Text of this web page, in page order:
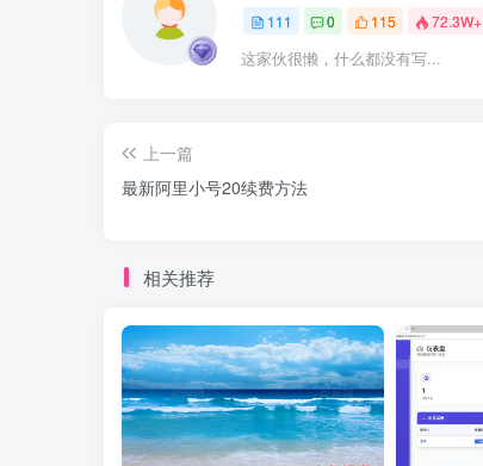
111 0 115 72.3W+
这家伙很懒，什么都没有写...
上一篇
最新阿里小号20续费方法
相关推荐